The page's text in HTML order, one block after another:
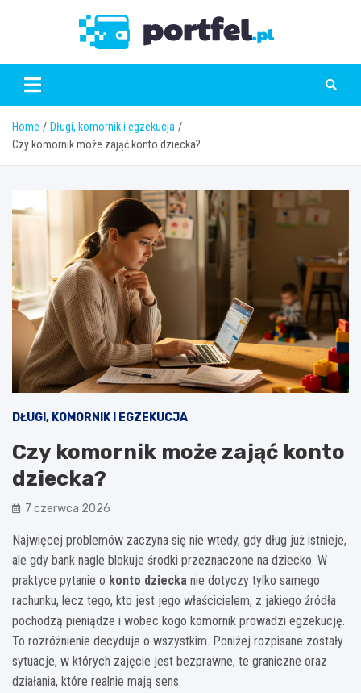
Home
Długi, komornik i egzekucja
Czy komornik może zająć konto dziecka?
DŁUGI, KOMORNIK I EGZEKUCJA
Czy komornik może zająć konto
dziecka?
7 czerwca 2026
Najwięcej problemów zaczyna się nie wtedy, gdy dług już istnieje,
ale gdy bank nagle blokuje środki przeznaczone na dziecko. W
praktyce pytanie o konto dziecka nie dotyczy tylko samego
rachunku, lecz tego, kto jest jego właścicielem, z jakiego źródła
pochodzą pieniądze i wobec kogo komornik prowadzi egzekucję.
To rozróżnienie decyduje o wszystkim. Poniżej rozpisane zostały
sytuacje, w których zajęcie jest bezprawne, te graniczne oraz
działania, które realnie mają sens.